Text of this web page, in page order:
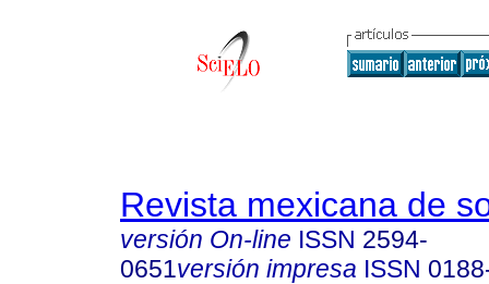
Revista mexicana de
versión On-line ISSN 2594-
0651versión impresa ISSN